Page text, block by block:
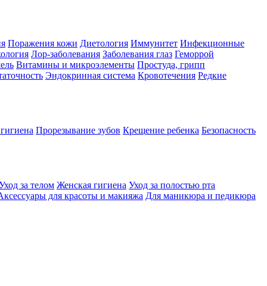
Поражения кожи Диетология Иммунитет Инфекционные
Лор-заболевания Заболевания глаз Геморрой
Витамины и микроэлементы Простуда, грипп
Эндокринная система Кровотечения Редкие
Прорезывание зубов Крещение ребенка Безопасность
за телом Женская гигиена Уход за полостью рта
для красоты и макияжа Для маникюра и педикюра